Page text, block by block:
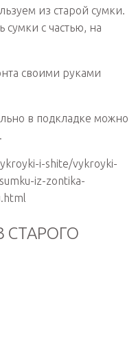
из старой сумки.
сумки с частью, на
в подкладке можно
i-shite/vykroyki-
iz-zontika-
СТАРОГО